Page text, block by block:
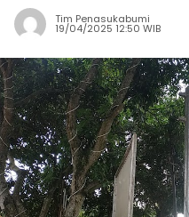
Tim Penasukabumi
19/04/2025 12:50 WIB